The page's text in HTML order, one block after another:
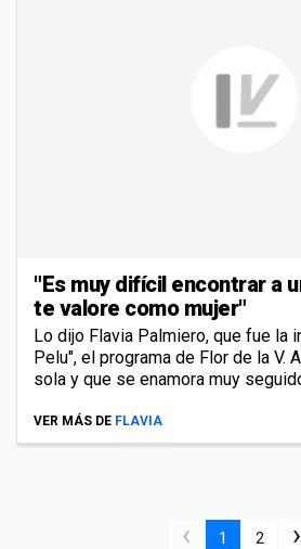
"Es muy difícil encontrar a
te valore como mujer"
Lo dijo Flavia Palmiero, que fue la
Pelu", el programa de Flor de la V.
sola y que se enamora muy
VER MÁS DE FLAVIA
‹ 1 2 ›